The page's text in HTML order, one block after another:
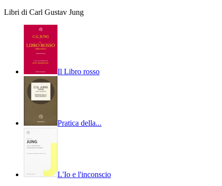
Libri di Carl Gustav Jung
Il Libro rosso
Pratica della...
L'Io e l'inconscio